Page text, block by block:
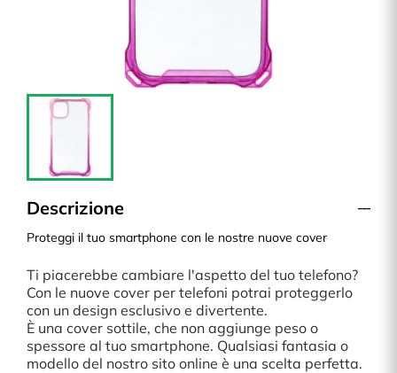
Descrizione
Proteggi il tuo smartphone con le nostre nuove cover
Ti piacerebbe cambiare l'aspetto del tuo telefono?
Con le nuove cover per telefoni potrai proteggerlo
con un design esclusivo e divertente.
È una cover sottile, che non aggiunge peso o
spessore al tuo smartphone. Qualsiasi fantasia o
modello del nostro sito online è una scelta perfetta.